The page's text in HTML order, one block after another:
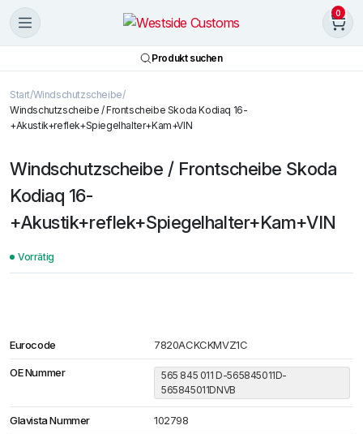
0
Produkt suchen
Start Windschutzscheibe
Windschutzscheibe / Frontscheibe Skoda Kodiaq 16-
+Akustik+reflek+Spiegelhalter+Kam+VIN
Windschutzscheibe / Frontscheibe Skoda
Kodiaq 16-
+Akustik+reflek+Spiegelhalter+Kam+VIN
Vorrätig
Eurocode 7820ACKCKMVZ1C
OE Nummer
565 845 011 D-565845011D-
565845011DNVB
Glavista Nummer 102798